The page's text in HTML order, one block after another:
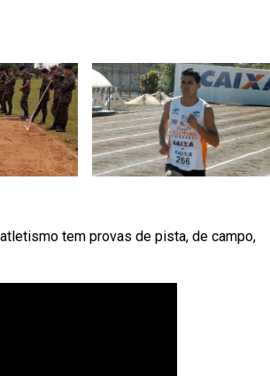
tem provas de pista, de campo,